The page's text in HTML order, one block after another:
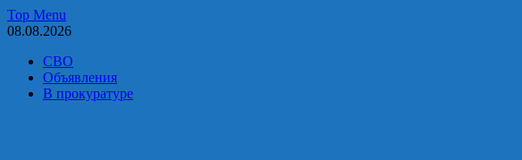
Skip
to
Top Menu
08.08.2026
СВО
Объявления
В прокуратуре